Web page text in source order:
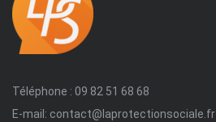
Téléphone : 09 82 51 68 68
E-mail: contact@laprotectionsociale.fr